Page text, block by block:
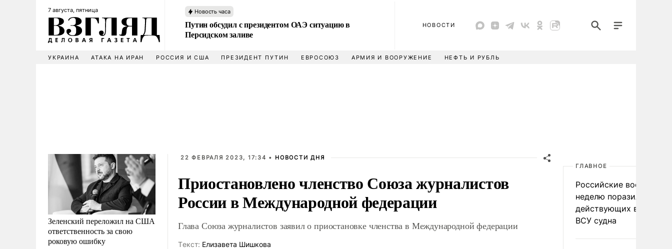
7 августа, пятница Новость часа
Путин обсудил с президентом ОАЭ ситуацию в
Персидском заливе
НОВОСТИ
УКРАИНА АТАКА НА ИРАН РОССИЯ И США ПРЕЗИДЕНТ ПУТИН ЕВРОСОЮЗ АРМИЯ И ВООРУЖЕНИЕ НЕФТЬ И РУБЛЬ
Зеленский переложил на США
ответственность за свою
роковую ошибку
22 ФЕВРАЛЯ 2023, 17:34 • НОВОСТИ ДНЯ
Приостановлено членство Союза журналистов
России в Международной федерации
Глава Союза журналистов заявил о приостановке членства в Международной федерации
Tекст: Елизавета Шишкова
ГЛАВНОЕ
Российские военные за
неделю поразили 34
действующих в
ВСУ судна